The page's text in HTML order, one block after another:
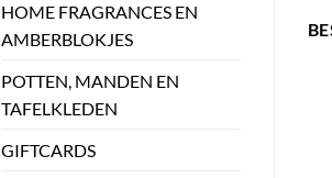
HOME FRAGRANCES EN
AMBERBLOKJES
POTTEN, MANDEN EN
TAFELKLEDEN
GIFTCARDS